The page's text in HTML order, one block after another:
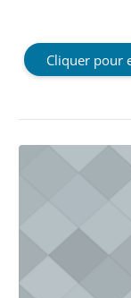
Cliquer pour